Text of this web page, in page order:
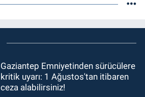
Gaziantep Emniyetinden sürücülere
kritik uyarı: 1 Ağustos'tan itibaren
ceza alabilirsiniz!